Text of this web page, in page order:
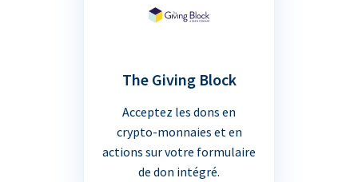
The Giving Block
Acceptez les dons en
crypto-monnaies et en
actions sur votre formulaire
de don intégré.